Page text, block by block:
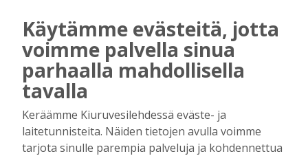
AIEMMIN AIHEESTA
Uuden televisiosarjan kuvauksissa käy
hyörinä – Katso kuvista, miltä
kuvauspaikalla Kiuruveden keskustassa
näyttää
Tilaajille
Hanna Soini 31.7.2026 14:51
Käytämme evästeitä, jotta
voimme palvella sinua
parhaalla mahdollisella
tavalla
Keräämme Kiuruvesilehdessä eväste- ja
laitetunnisteita. Näiden tietojen avulla voimme
tarjota sinulle parempia palveluja ja kohdennettua